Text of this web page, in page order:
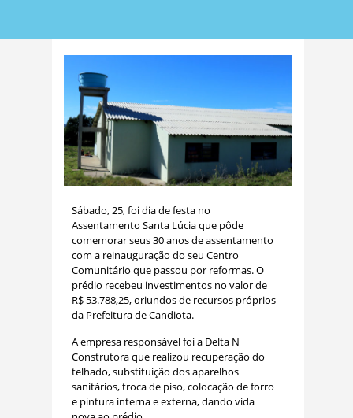
Sábado, 25, foi dia de festa no
Assentamento Santa Lúcia que pôde
comemorar seus 30 anos de assentamento
com a reinauguração do seu Centro
Comunitário que passou por reformas. O
prédio recebeu investimentos no valor de
R$ 53.788,25, oriundos de recursos próprios
da Prefeitura de Candiota.
A empresa responsável foi a Delta N
Construtora que realizou recuperação do
telhado, substituição dos aparelhos
sanitários, troca de piso, colocação de forro
e pintura interna e externa, dando vida